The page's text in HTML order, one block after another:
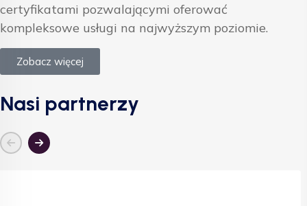
certyfikatami pozwalającymi oferować
kompleksowe usługi na najwyższym poziomie.
Zobacz więcej
Nasi partnerzy